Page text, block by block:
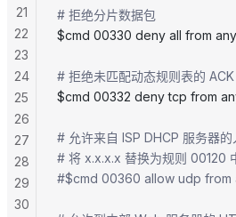
# 拒绝分片数据包
$cmd 00330 deny all from
# 拒绝未匹配动态规则表的 ACK
$cmd 00332 deny tcp from
# 允许来自 ISP DHCP 服务器的
# 将 x.x.x.x 替换为规则 00120
#$cmd 00360 allow udp
21
22
23
24
25
26
27
28
29
30